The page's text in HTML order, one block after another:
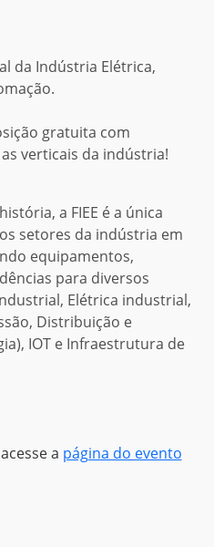
da Indústria Elétrica,
gratuita com
verticais da indústria!
a FIEE é a única
setores da indústria em
equipamentos,
para diversos
Elétrica industrial,
Distribuição e
IOT e Infraestrutura de
a página do evento